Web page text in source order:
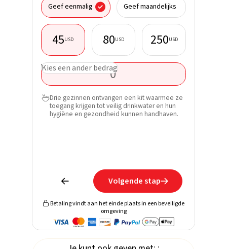
Geef eenmalig Geef maandelijks
45USD 80USD 250USD
Kies een ander bedrag
USD
Drie gezinnen ontvangen een kit waarmee ze
toegang krijgen tot veilig drinkwater en hun
hygiëne en gezondheid kunnen handhaven.
 Volgende stap
 Betaling vindt aan het einde plaats in een beveiligde
omgeving